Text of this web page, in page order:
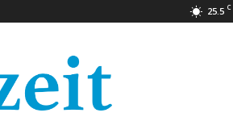
25.5 C